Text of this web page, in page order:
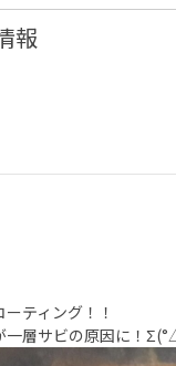
報
ティング！！
層サビの原因に！